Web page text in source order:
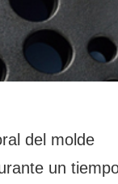
del molde
un